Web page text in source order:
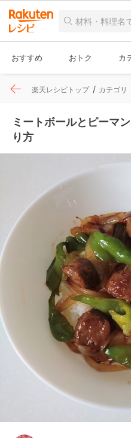
おすすめ おトク カ
楽天レシピトップ カテゴリ
ミートボールとピーマ
り方